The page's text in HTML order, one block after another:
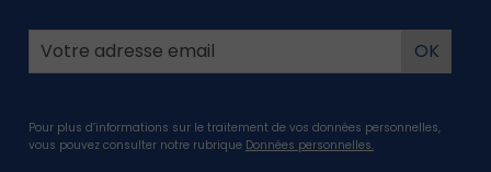
Pour plus d’informations sur le traitement de vos données personnelles,
vous pouvez consulter notre rubrique Données personnelles.